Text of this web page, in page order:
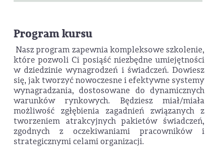
Program kursu
Nasz program zapewnia kompleksowe szkolenie,
które pozwoli Ci posiąść niezbędne umiejętności
w dziedzinie wynagrodzeń i świadczeń. Dowiesz
się, jak tworzyć nowoczesne i efektywne systemy
wynagradzania, dostosowane do dynamicznych
warunków rynkowych. Będziesz miał/miała
możliwość zgłębienia zagadnień związanych z
tworzeniem atrakcyjnych pakietów świadczeń,
zgodnych z oczekiwaniami pracowników i
strategicznymi celami organizacji.